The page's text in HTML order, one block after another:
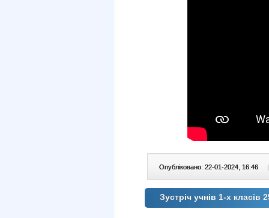
Опубліковано: 22-01-2024, 16:46 |
Зустріч учнів 1-х класів